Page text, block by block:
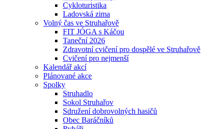
Cykloturistika
Ladovská zima
Volný čas ve Struhařově
FIT JÓGA s Káčou
Taneční 2026
Zdravotní cvičení pro dospělé ve Struhařově
Cvičení pro nejmenší
Kalendář akcí
Plánované akce
Spolky
Struhadlo
Sokol Struhařov
Sdružení dobrovolných hasičů
Obec Baráčníků